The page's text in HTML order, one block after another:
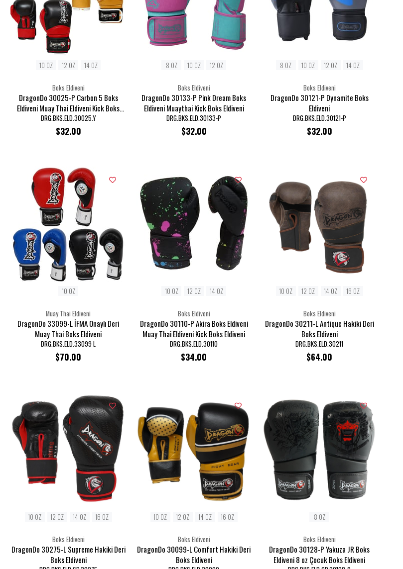
Boks Eldiveni
DragonDo 30025-P Carbon 5 Boks
Eldiveni Muay Thai Eldiveni Kick Boks
Eldiveni 0424
DRG.BKS.ELD.30025.Y
$32.00
10 OZ 12 OZ 14 OZ
Boks Eldiveni
DragonDo 30133-P Pink Dream Boks
Eldiveni Muaythai Kick Boks Eldiveni
DRG.BKS.ELD.30133-P
$32.00
8 OZ 10 OZ 12 OZ
Boks Eldiveni
DragonDo 30121-P Dynamite Boks
Eldiveni
DRG.BKS.ELD.30121-P
$32.00
8 OZ 10 OZ 12 OZ 14 OZ
Muay Thai Eldiveni
DragonDo 33099-L İFMA Onaylı Deri
Muay Thai Boks Eldiveni
DRG.BKS.ELD.33099 L
$70.00
10 OZ
Boks Eldiveni
DragonDo 30110-P Akira Boks Eldiveni
Muay Thai Eldiveni Kick Boks Eldiveni
DRG.BKS.ELD.30110
$34.00
10 OZ 12 OZ 14 OZ
Boks Eldiveni
DragonDo 30211-L Antique Hakiki Deri
Boks Eldiveni
DRG.BKS.ELD.30211
$64.00
10 OZ 12 OZ 14 OZ 16 OZ
Boks Eldiveni
DragonDo 30275-L Supreme Hakiki Deri
Boks Eldiveni
10 OZ 12 OZ 14 OZ 16 OZ
Boks Eldiveni
DragonDo 30099-L Comfort Hakiki Deri
Boks Eldiveni
10 OZ 12 OZ 14 OZ 16 OZ
Boks Eldiveni
DragonDo 30128-P Yakuza JR Boks
Eldiveni 8 oz Çocuk Boks Eldiveni
8 OZ